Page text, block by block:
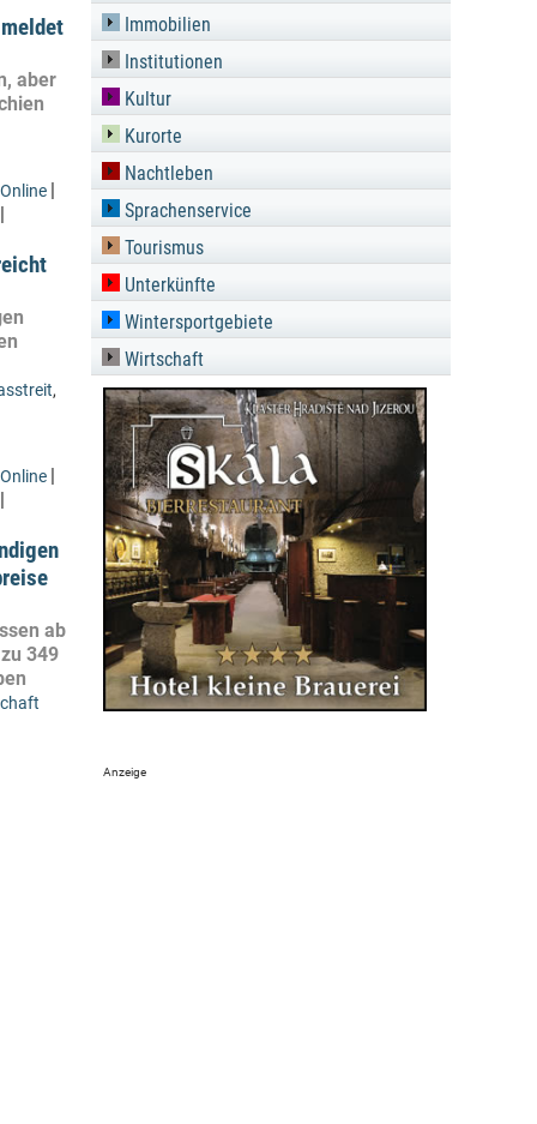
aber
|
|
,
|
|
ab
349
Immobilien
Institutionen
Kultur
Kurorte
Nachtleben
Sprachenservice
Tourismus
Unterkünfte
Wintersportgebiete
Wirtschaft